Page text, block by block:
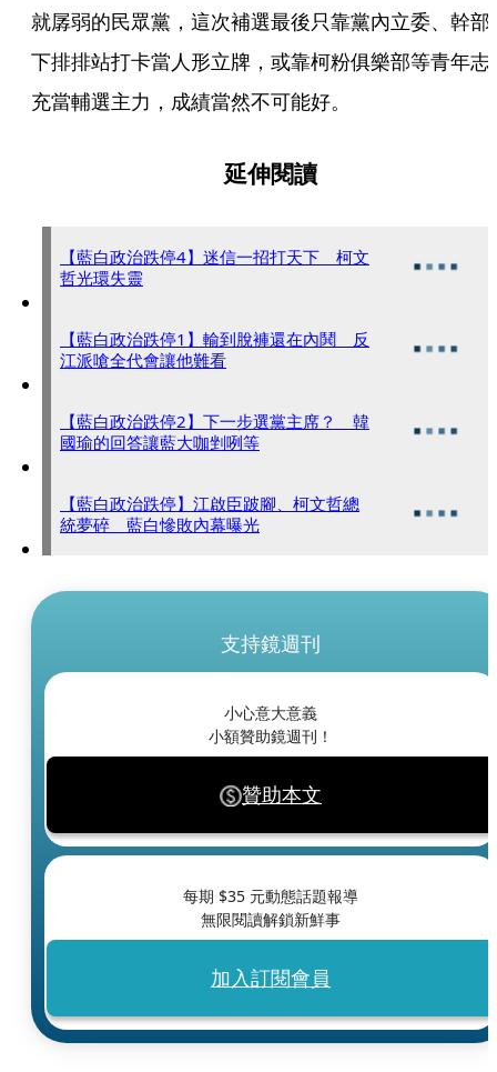
就孱弱的民眾黨，這次補選最後只靠黨內立委、幹部
下排排站打卡當人形立牌，或靠柯粉俱樂部等青年志
充當輔選主力，成績當然不可能好。
延伸閱讀
【藍白政治跌停4】迷信一招打天下 柯文
哲光環失靈
【藍白政治跌停1】輸到脫褲還在內鬨 反
江派嗆全代會讓他難看
【藍白政治跌停2】下一步選黨主席？ 韓
國瑜的回答讓藍大咖剉咧等
【藍白政治跌停】江啟臣跛腳、柯文哲總
統夢碎 藍白慘敗內幕曝光
支持鏡週刊
小心意大意義
小額贊助鏡週刊！
贊助本文
每期 $35 元動態話題報導
無限閱讀解鎖新鮮事
加入訂閱會員